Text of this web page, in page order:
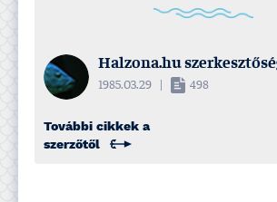
Halzona.hu
1985.03.29 498
További cikkek a
szerzőtől